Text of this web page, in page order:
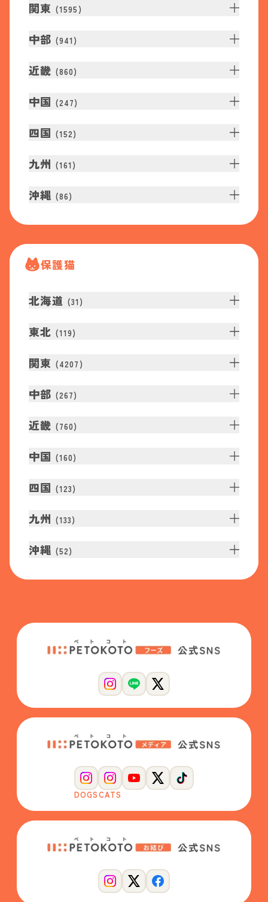
関東 (1595 )
中部 (941 )
近畿 (860)
中国 (247)
四国 (152)
九州 (161 )
沖縄 (86)
保護猫
北海道 (31 )
東北 (119)
関東 (4207 )
中部 (267)
近畿 (760)
中国 (160)
四国 (123)
九州 (133)
沖縄 (52)
DOGSCATS